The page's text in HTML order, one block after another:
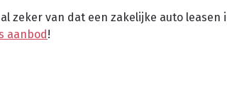
zeker van dat een zakelijke auto leasen
aanbod!